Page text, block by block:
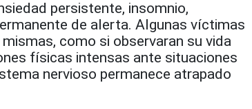
persistente, insomnio,
de alerta. Algunas víctimas
como si observaran su vida
físicas intensas ante situaciones
nervioso permanece atrapado